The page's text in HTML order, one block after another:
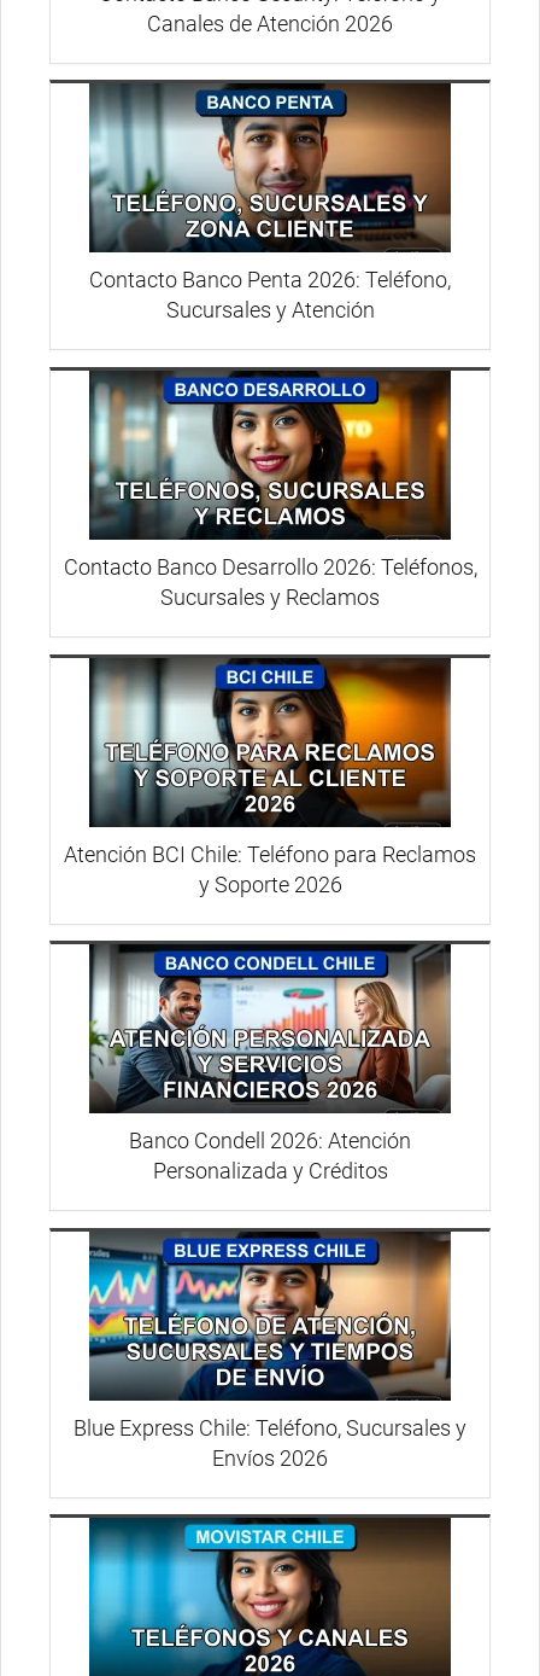
Canales de Atención 2026
Contacto Banco Penta 2026: Teléfono,
Sucursales y Atención
Contacto Banco Desarrollo 2026: Teléfonos,
Sucursales y Reclamos
Atención BCI Chile: Teléfono para Reclamos
y Soporte 2026
Banco Condell 2026: Atención
Personalizada y Créditos
Blue Express Chile: Teléfono, Sucursales y
Envíos 2026